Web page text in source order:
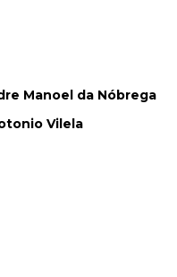
Manoel da Nóbrega
Vilela